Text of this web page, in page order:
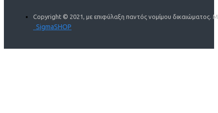
Copyright © 2021, με επιφύλαξη παντός νομίμου δικαιώματος.
SigmaSHOP